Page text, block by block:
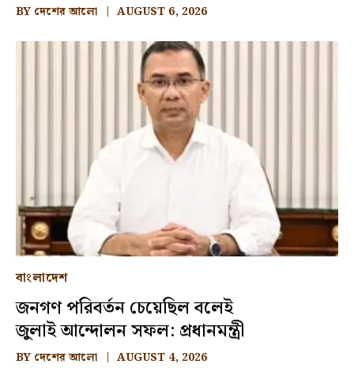
BY দেশের আলো AUGUST 6, 2026
বাংলাদেশ
জনগণ পরিবর্তন চেয়েছিল বলেই
জুলাই আন্দোলন সফল: প্রধানমন্ত্রী
BY দেশের আলো AUGUST 4, 2026